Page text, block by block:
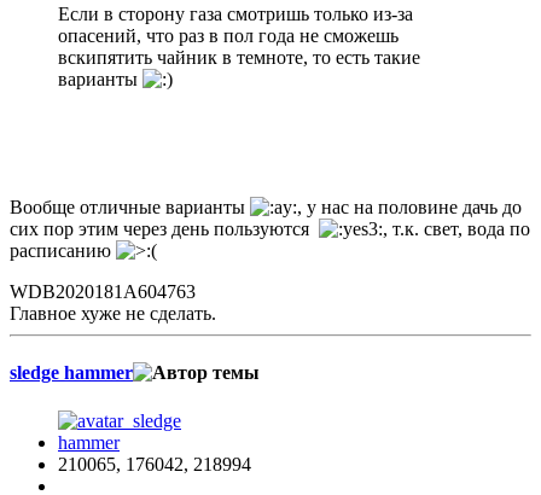
Если в сторону газа смотришь только из-за
опасений, что раз в пол года не сможешь
вскипятить чайник в темноте, то есть такие
варианты
Вообще отличные варианты
, у нас на половине дачь до
сих пор этим через день пользуются
, т.к. свет, вода по
расписанию
WDB2020181A604763
Главное хуже не сделать.
sledge hammer
210065, 176042, 218994